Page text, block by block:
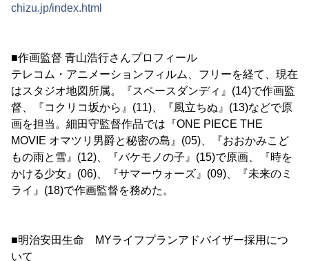
chizu.jp/index.html
■作画監督 青山浩行さんプロフィール
テレコム・アニメーションフィルム、フリーを経て、現在
はスタジオ地図所属。『スペースダンディ』(14)で作画監
督、『コクリコ坂から』(11)、『風立ちぬ』(13)などで原
画を担当。細田守監督作品では『ONE PIECE THE
MOVIE オマツリ男爵と秘密の島』(05)、『おおかみこど
もの雨と雪』(12)、『バケモノの子』(15)で原画、『時を
かける少女』(06)、『サマーウォーズ』(09)、『未来のミ
ライ』(18)で作画監督を務めた。
■明治安田生命 MYライフプランアドバイザー採用につ
いて